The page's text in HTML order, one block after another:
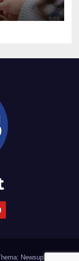
Newsup door